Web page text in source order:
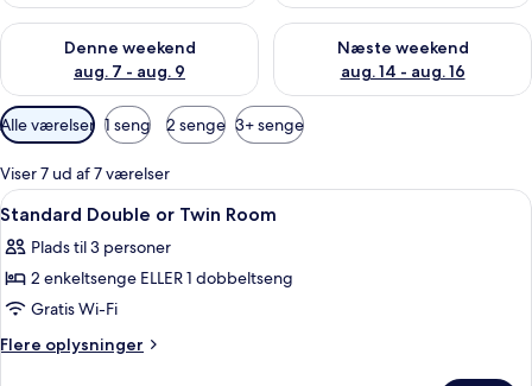
Denne weekend
aug. 7 - aug. 9
Tjek tilgængelighed for denne weekend aug. 7 - aug. 9
Næste weekend
aug. 14 - aug. 16
Tjek tilgængelighed for næste
Tilgængelige
filtre
for
værelser
Alle værelser 1 seng 2 senge 3+ senge
Viser 7 ud af 7 værelser
Indlæs
alle
billeder
af
Standard
Double
Et hotelværelse med to senge, et
9
Standard Double or Twin Room
Plads til 3 personer
2 enkeltsenge ELLER 1 dobbeltseng
Gratis Wi-Fi
Flere oplysninger
Flere